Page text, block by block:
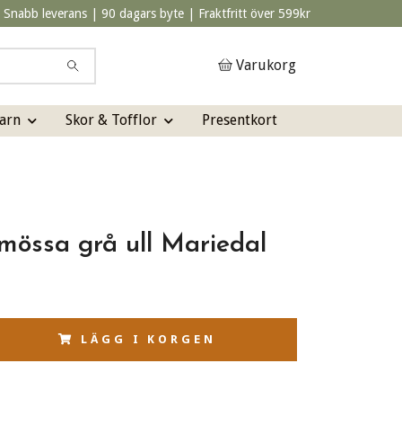
Snabb leverans | 90 dagars byte | Fraktfritt över 599kr
Varukorg
Skor & Tofflor Presentkort
grå ull Mariedal
LÄGG I KORGEN